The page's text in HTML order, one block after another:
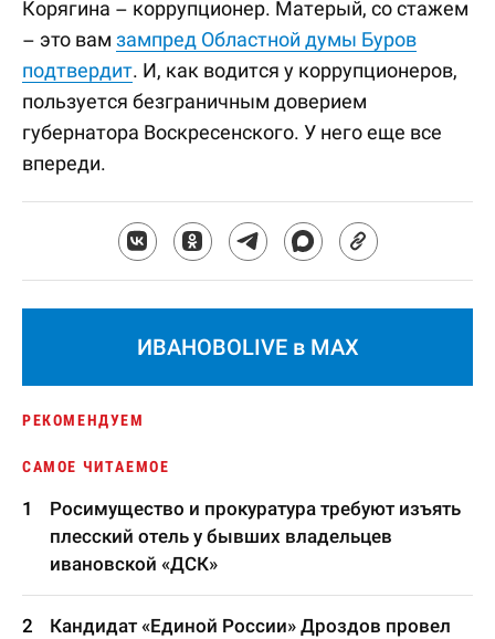
Корягина – коррупционер. Матерый, со стажем
– это вам зампред Областной думы Буров
подтвердит. И, как водится у коррупционеров,
пользуется безграничным доверием
губернатора Воскресенского. У него еще все
впереди.
ИВАНОВОLIVE в MAX
РЕКОМЕНДУЕМ
САМОЕ ЧИТАЕМОЕ
Росимущество и прокуратура требуют изъять
плесский отель у бывших владельцев
ивановской «ДСК»
Кандидат «Единой России» Дроздов провел